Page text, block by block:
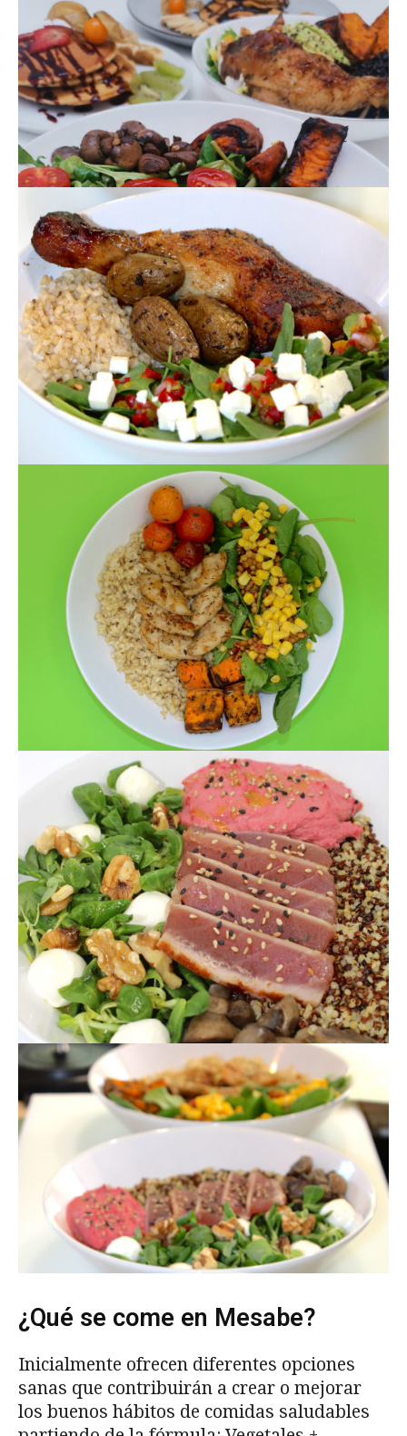
¿Qué se come en Mesabe?
Inicialmente ofrecen diferentes opciones
sanas que contribuirán a crear o mejorar
los buenos hábitos de comidas saludables